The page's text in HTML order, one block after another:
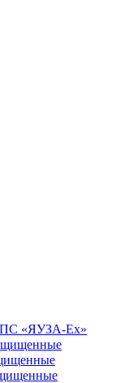
«ЯУЗА-Ех»